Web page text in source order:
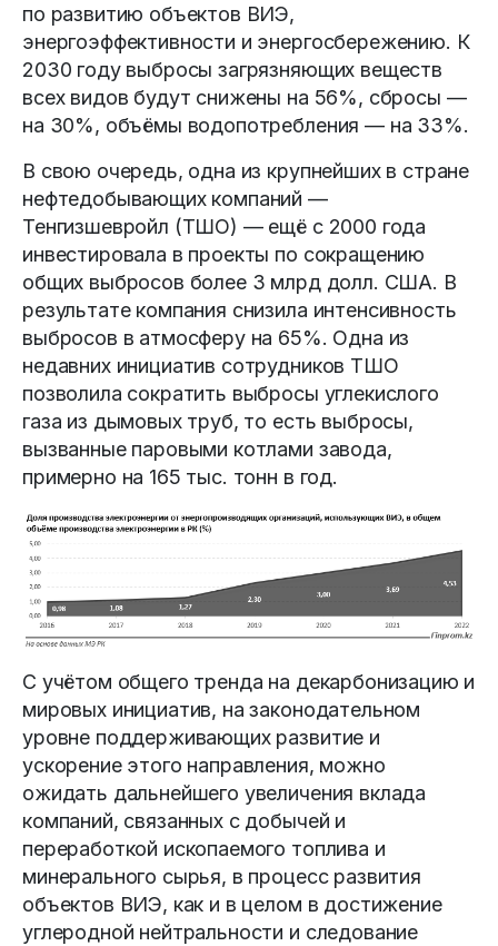
по развитию объектов ВИЭ,
энергоэффективности и энергосбережению. К
2030 году выбросы загрязняющих веществ
всех видов будут снижены на 56%, сбросы —
на 30%, объёмы водопотребления — на 33%.
В свою очередь, одна из крупнейших в стране
нефтедобывающих компаний —
Тенгизшевройл (ТШО) — ещё с 2000 года
инвестировала в проекты по сокращению
общих выбросов более 3 млрд долл. США. В
результате компания снизила интенсивность
выбросов в атмосферу на 65%. Одна из
недавних инициатив сотрудников ТШО
позволила сократить выбросы углекислого
газа из дымовых труб, то есть выбросы,
вызванные паровыми котлами завода,
примерно на 165 тыс. тонн в год.
С учётом общего тренда на декарбонизацию и
мировых инициатив, на законодательном
уровне поддерживающих развитие и
ускорение этого направления, можно
ожидать дальнейшего увеличения вклада
компаний, связанных с добычей и
переработкой ископаемого топлива и
минерального сырья, в процесс развития
объектов ВИЭ, как и в целом в достижение
углеродной нейтральности и следование